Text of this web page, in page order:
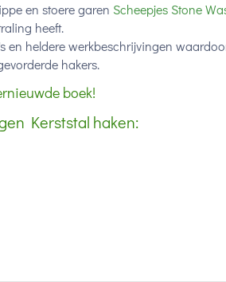
en stoere garen Scheepjes Stone
heeft.
en heldere werkbeschrijvingen
hakers.
boek!
Kerststal haken: